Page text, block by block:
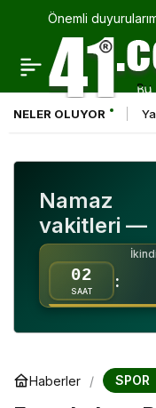
Önemli
NELER OLUYOR
Namaz
vakitleri —
02
SAAT
:
Haberler SPOR
PFDK, Mert Hakan
Yandaş’a 3 maç
verdi